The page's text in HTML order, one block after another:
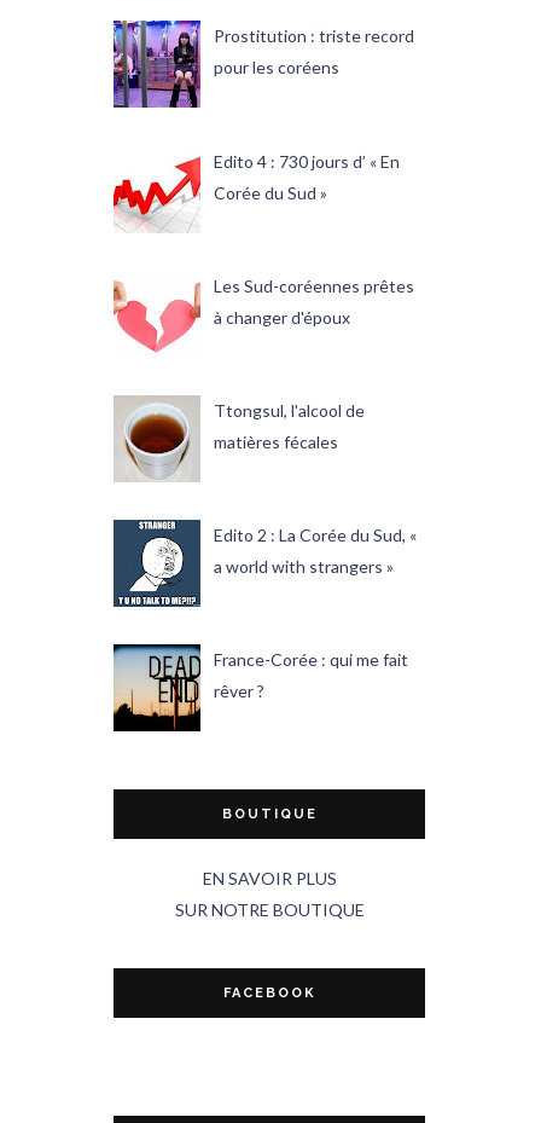
Prostitution : triste record
pour les coréens
Edito 4 : 730 jours d’ « En
Corée du Sud »
Les Sud-coréennes prêtes
à changer d'époux
Ttongsul, l'alcool de
matières fécales
Edito 2 : La Corée du Sud, «
a world with strangers »
France-Corée : qui me fait
rêver ?
BOUTIQUE
EN SAVOIR PLUS
SUR NOTRE BOUTIQUE
FACEBOOK